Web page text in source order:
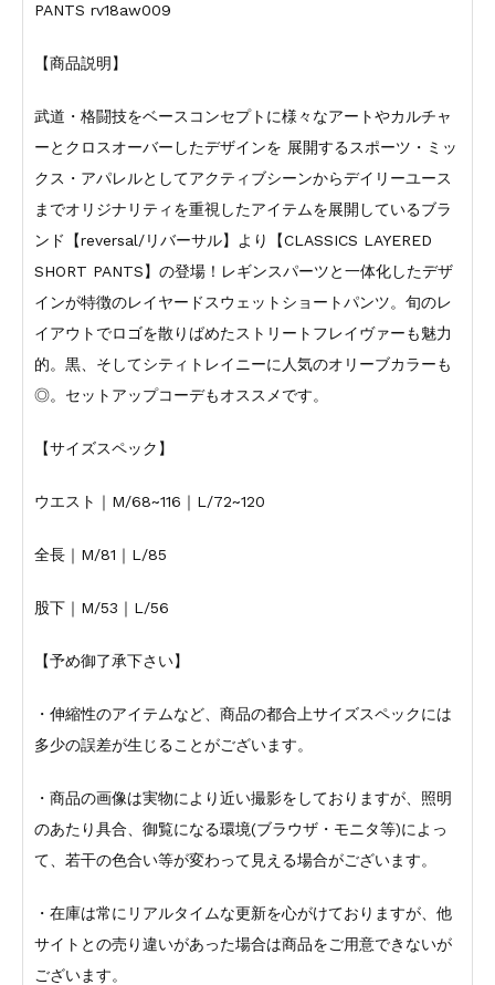
PANTS rv18aw009
【商品説明】
武道・格闘技をベースコンセプトに様々なアートやカルチャ
ーとクロスオーバーしたデザインを 展開するスポーツ・ミッ
クス・アパレルとしてアクティブシーンからデイリーユース
までオリジナリティを重視したアイテムを展開しているブラ
ンド【reversal/リバーサル】より【CLASSICS LAYERED
SHORT PANTS】の登場！レギンスパーツと一体化したデザ
インが特徴のレイヤードスウェットショートパンツ。旬のレ
イアウトでロゴを散りばめたストリートフレイヴァーも魅力
的。黒、そしてシティトレイニーに人気のオリーブカラーも
◎。セットアップコーデもオススメです。
【サイズスペック】
ウエスト｜M/68~116｜L/72~120
全長｜M/81｜L/85
股下｜M/53｜L/56
【予め御了承下さい】
・伸縮性のアイテムなど、商品の都合上サイズスペックには
多少の誤差が生じることがございます。
・商品の画像は実物により近い撮影をしておりますが、照明
のあたり具合、御覧になる環境(ブラウザ・モニタ等)によっ
て、若干の色合い等が変わって見える場合がございます。
・在庫は常にリアルタイムな更新を心がけておりますが、他
サイトとの売り違いがあった場合は商品をご用意できないが
ございます。